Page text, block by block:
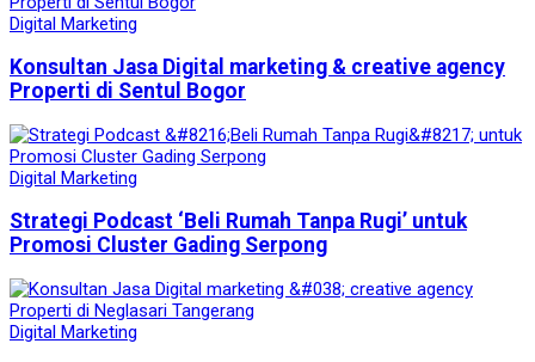
Digital Marketing
Konsultan Jasa Digital marketing & creative agency
Properti di Sentul Bogor
Digital Marketing
Strategi Podcast ‘Beli Rumah Tanpa Rugi’ untuk
Promosi Cluster Gading Serpong
Digital Marketing